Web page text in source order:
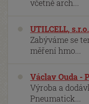
včetně arch...
UTILCELL, s.r.o.
Zabýváme se
měření hmo...
Václav Ouda -
Výroba a
Pneumatick...